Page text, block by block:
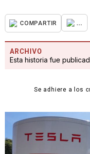
COMPARTIR ...
ARCHIVO
Esta historia fue
Se adhiere a los